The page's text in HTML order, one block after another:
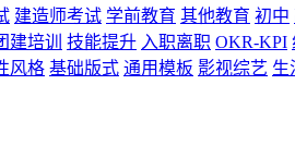
建造师考试 学前教育 其他教育 初中
建培训 技能提升 入职离职 OKR-KPI
风格 基础版式 通用模板 影视综艺 生